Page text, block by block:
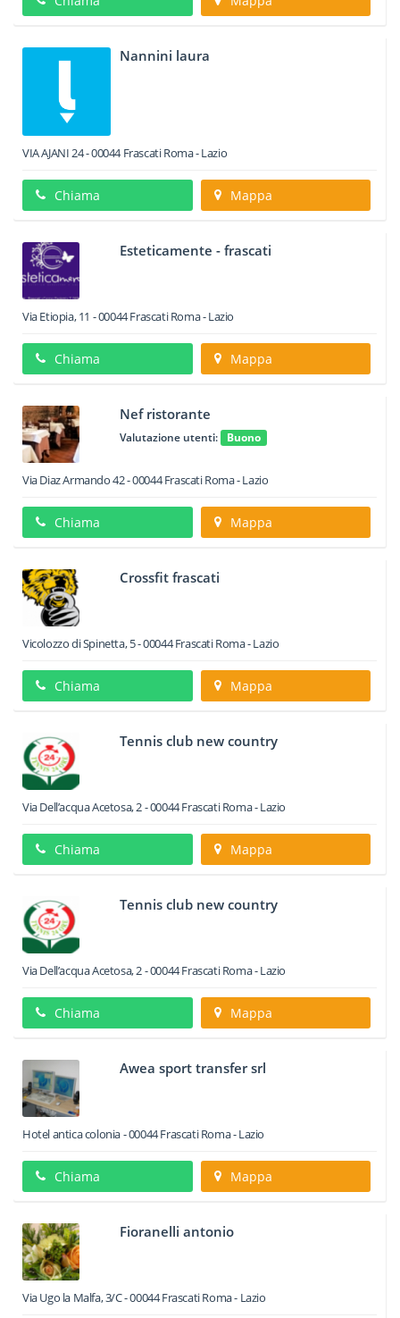
Nannini laura
VIA AJANI 24-00044 FrascatiRoma -Lazio
Chiama Mappa
Esteticamente - frascati
Via Etiopia, 11 -00044FrascatiRoma -Lazio
Chiama Mappa
Nef ristorante
Valutazione utenti: Buono
Via Diaz Armando 42-00044 FrascatiRoma -Lazio
Chiama Mappa
Crossfit frascati
Vicolozzo di Spinetta, 5-00044 FrascatiRoma -Lazio
Chiama Mappa
Tennis club new country
Via Dell’acqua Acetosa, 2-00044FrascatiRoma -Lazio
Chiama Mappa
Tennis club new country
Via Dell’acqua Acetosa, 2-00044FrascatiRoma -Lazio
Chiama Mappa
Awea sport transfer srl
Hotel antica colonia-00044FrascatiRoma -Lazio
Chiama Mappa
Fioranelli antonio
Via Ugo la Malfa, 3/C-00044FrascatiRoma - Lazio